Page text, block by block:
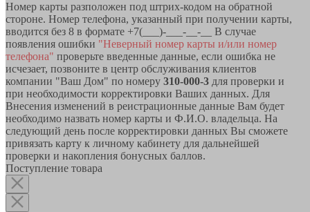
Номер карты разположен под штрих-кодом на обратной
стороне. Номер телефона, указанный при получении карты,
вводится без 8 в формате +7(___)-___-__-__ В случае
появления ошибки "Неверный номер карты и/или номер
телефона" проверьте введенные данные, если ошибка не
исчезает, позвоните в центр обслуживания клиентов
компании "Ваш Дом" по номеру 310-000-3 для проверки и
при необходимости корректировки Ваших данных. Для
Внесения изменений в реистрационные данные Вам будет
необходимо назвать номер карты и Ф.И.О. владельца. На
следующий день после корректировки данных Вы сможете
привязать карту к личному кабинету для дальнейшей
проверки и накопления бонусных баллов.
Поступление товара